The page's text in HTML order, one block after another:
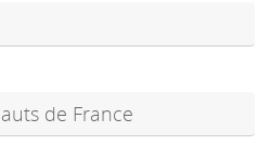
de France